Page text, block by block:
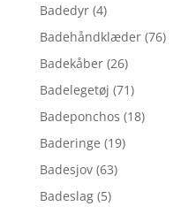
Badedyr (4)
Badehåndklæder (76)
Badekåber (26)
Badelegetøj (71)
Badeponchos (18)
Baderinge (19)
Badesjov (63)
Badeslag (5)